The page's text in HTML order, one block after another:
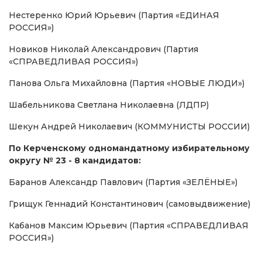
Нестеренко Юрий Юрьевич (Партия «ЕДИНАЯ
РОССИЯ»)
Новиков Николай Александрович (Партия
«СПРАВЕДЛИВАЯ РОССИЯ»)
Панова Ольга Михайловна (Партия «НОВЫЕ ЛЮДИ»)
Шабельникова Светлана Николаевна (ЛДПР)
Шекун Андрей Николаевич (КОММУНИСТЫ РОССИИ)
По Керченскому одномандатному избирательному
округу № 23 - 8 кандидатов:
Баранов Александр Павлович (Партия «ЗЕЛЁНЫЕ»)
Грищук Геннадий Константинович (самовыдвижение)
Кабанов Максим Юрьевич (Партия «СПРАВЕДЛИВАЯ
РОССИЯ»)